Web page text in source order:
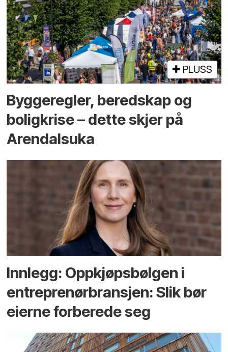
PLUSS
Bygge­regler, beredskap og
bolig­krise – dette skjer på
Arendals­uka
Innlegg: Oppkjøps­bølgen i
entreprenør­bransjen: Slik bør
eierne forberede seg